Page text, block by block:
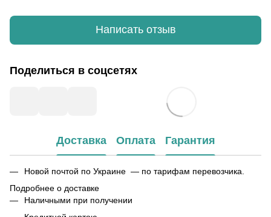
Написать отзыв
Поделиться в соцсетях
Доставка Оплата Гарантия
Новой почтой по Украине — по тарифам перевозчика.
Подробнее о доставке
Наличными при получении